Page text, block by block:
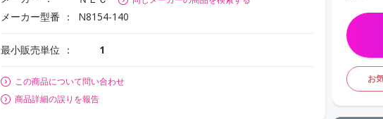
メーカー型番 N8154-140
最小販売単位 1
この商品について問い合わせ
商品詳細の誤りを報告
お